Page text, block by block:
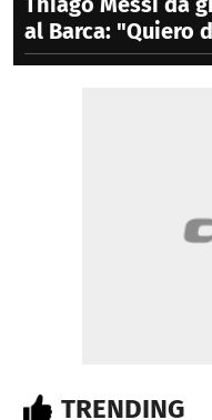
al Barca: "Quiero
TRENDING